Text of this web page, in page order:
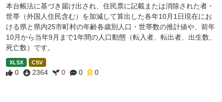
本台帳法に基づき届け出され、住民票に記載または消除された者・
世帯（外国人住民含む）を加減して算出した各年10月1日現在にお
ける県と県内25市町村の年齢各歳別人口・世帯数の推計値や、前年
10月から当年9月まで1年間の人口動態（転入者、転出者、出生数、
死亡数）です。
XLSX CSV
0 2364 0 0 0